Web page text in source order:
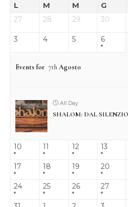
L M M G
27 28 29 30
3 4 5 6
Events for 7thAgosto
All Day
SHALOM: DAL
10 11 12 13
17 18 19 20
24 25 26 27